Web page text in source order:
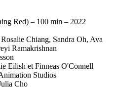
Red) – 100 min – 2022
Chiang, Sandra Oh, Ava
Ramakrishnan
Eilish et Finneas O'Connell
Studios
Cho